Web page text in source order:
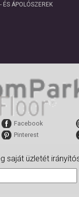
ÉS ÁPOLÓSZEREK
Facebook
Pinterest
saját üzletét